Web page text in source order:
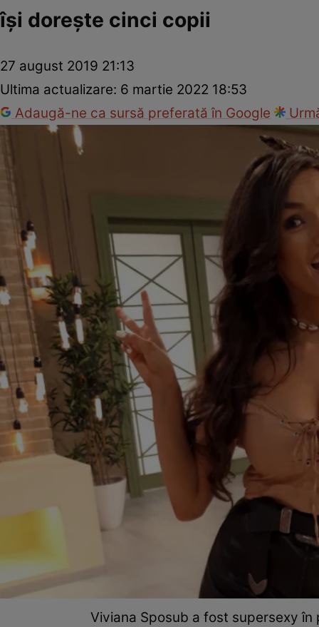
își dorește cinci copii
27 august 2019 21:13
Ultima actualizare: 6 martie 2022 18:53
Adaugă-ne ca sursă preferată în Google
Viviana Sposub a fost supersexy în